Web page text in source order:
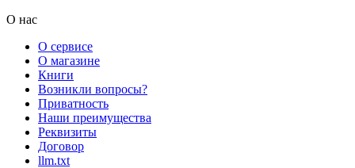
О нас
О сервисе
О магазине
Книги
Возникли вопросы?
Приватность
Наши преимущества
Реквизиты
Договор
llm.txt